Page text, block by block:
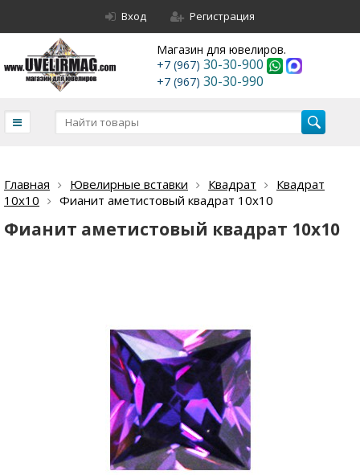
Вход Регистрация
Магазин для ювелиров.
+7 (967) 30-30-900
+7 (967) 30-30-990
Главная Ювелирные вставки Квадрат
Квадрат
10х10
Фианит аметистовый квадрат 10х10
Фианит аметистовый квадрат 10х10